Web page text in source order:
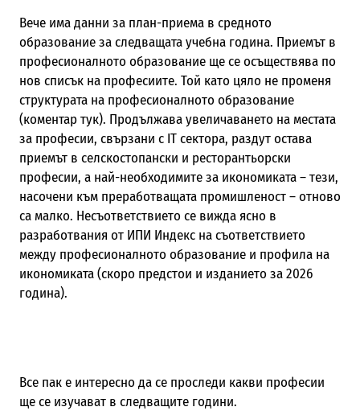
Вече има данни за план-приема в средното
образование за следващата учебна година. Приемът в
професионалното образование ще се осъществява по
нов списък на професиите. Той като цяло не променя
структурата на професионалното образование
(коментар тук). Продължава увеличаването на местата
за професии, свързани с IT сектора, раздут остава
приемът в селскостопански и ресторантьорски
професии, а най-необходимите за икономиката – тези,
насочени към преработващата промишленост – отново
са малко. Несъответствието се вижда ясно в
разработвания от ИПИ Индекс на съответствието
между професионалното образование и профила на
икономиката (скоро предстои и изданието за 2026
година).
Все пак е интересно да се проследи какви професии
ще се изучават в следващите години.